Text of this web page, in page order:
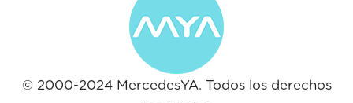
© 2000-2024 MercedesYA. Todos los derechos